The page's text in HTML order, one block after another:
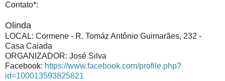
Contato*:
Olinda
LOCAL: Cormene - R. Tomáz Antônio Guimarães, 232 -
Casa Caiada
ORGANIZADOR: José Silva
Facebook: https://www.facebook.com/profile.php?
id=100013593825821